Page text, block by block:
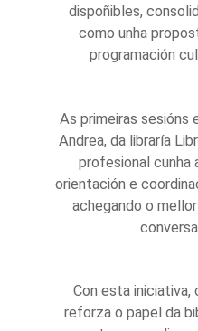
dispoñibles,
como unha
programación
As primeiras sesións
Andrea, da libraría
profesional cunha
orientación e
achegando o
Con esta iniciativa,
reforza o papel da